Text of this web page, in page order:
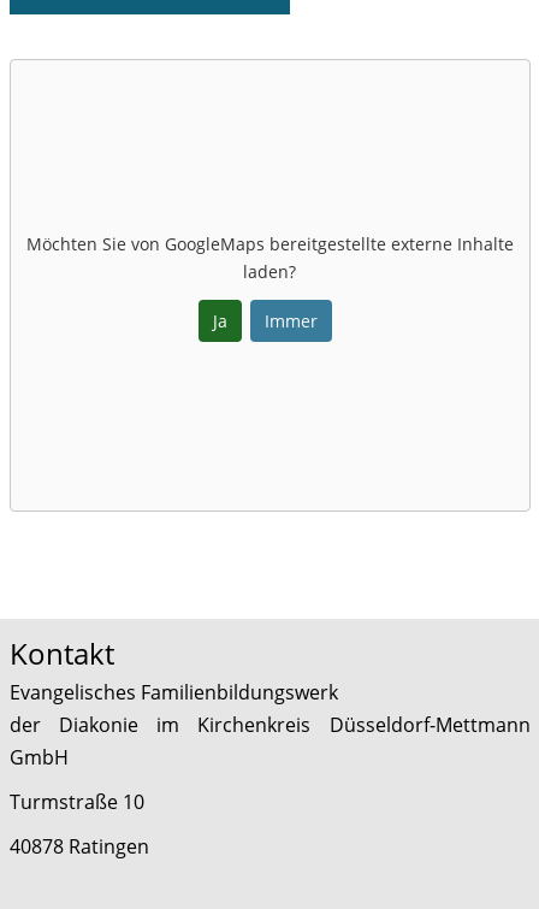
Möchten Sie von GoogleMaps bereitgestellte externe Inhalte
laden?
Ja Immer
Kontakt
Evangelisches Familienbildungswerk
der Diakonie im Kirchenkreis Düsseldorf-Mettmann
GmbH
Turmstraße 10
40878 Ratingen